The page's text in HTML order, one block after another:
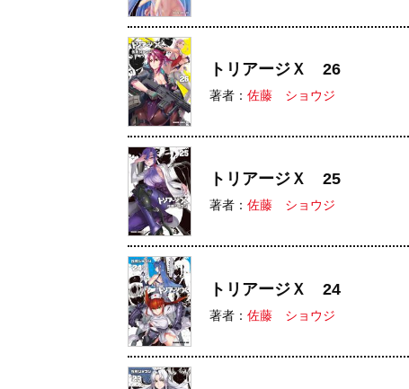
トリアージＸ 26
著者： 佐藤 ショウジ
トリアージＸ 25
著者： 佐藤 ショウジ
トリアージＸ 24
著者： 佐藤 ショウジ